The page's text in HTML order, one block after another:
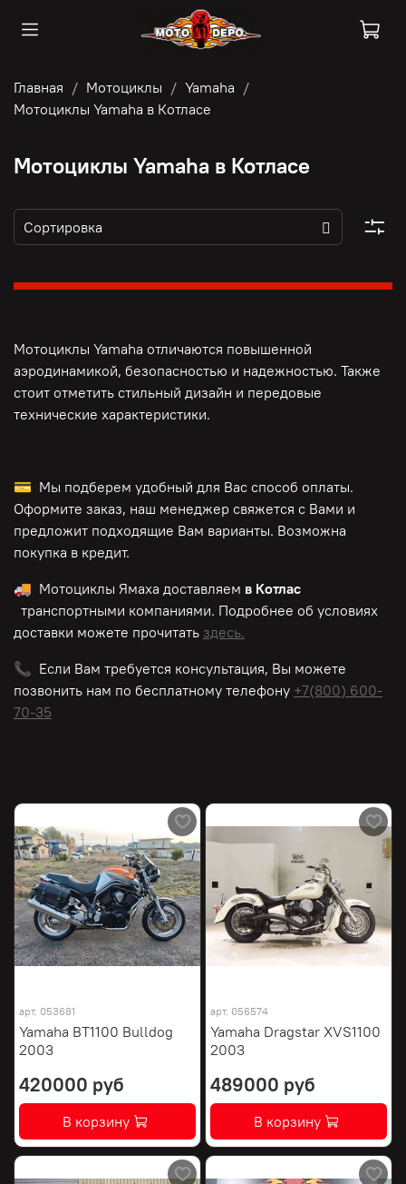
Главная Мотоциклы
Yamaha
Мотоциклы Yamaha в Котласе
Мотоциклы Yamaha в Котласе
Мотоциклы Yamaha отличаются повышенной
аэродинамикой, безопасностью и надежностью. Также
стоит отметить стильный дизайн и передовые
технические характеристики.
💳 Мы подберем удобный для Вас способ оплаты.
Оформите заказ, наш менеджер свяжется с Вами и
предложит подходящие Вам варианты. Возможна
покупка в кредит.
🚚 Мотоциклы Ямаха доставляем в Котлас
транспортными компаниями. Подробнее об условиях
доставки можете прочитать здесь.
📞 Если Вам требуется консультация, Вы можете
позвонить нам по бесплатному телефону +7(800) 600-
70-35
арт. 053681
Yamaha BT1100 Bulldog
2003
420000 руб
В корзину
арт. 056574
Yamaha Dragstar XVS1100
2003
489000 руб
В корзину